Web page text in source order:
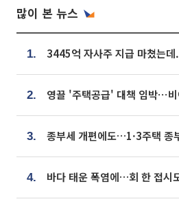
많이 본 뉴스
1.
2.
3.
4. 바다 태운 폭염에…회 한 접시